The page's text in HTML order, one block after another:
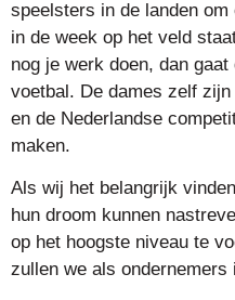
speelsters in de landen
in de week op het veld
nog je werk doen, dan
voetbal. De dames zelf
en de Nederlandse
maken.
Als wij het belangrijk
hun droom kunnen
op het hoogste niveau te
zullen we als ondernemers